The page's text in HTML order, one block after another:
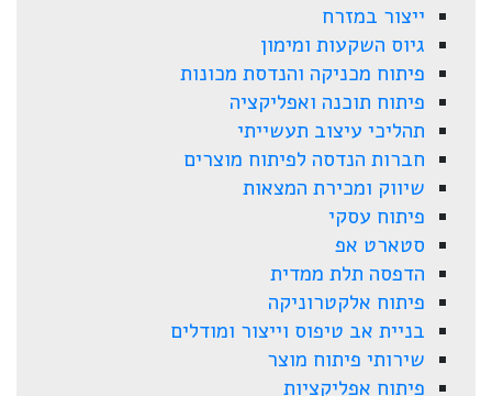
ייצור במזרח
גיוס השקעות ומימון
פיתוח מכניקה והנדסת מכונות
פיתוח תוכנה ואפליקציה
תהליכי עיצוב תעשייתי
חברות הנדסה לפיתוח מוצרים
שיווק ומכירת המצאות
פיתוח עסקי
סטארט אפ
הדפסה תלת ממדית
פיתוח אלקטרוניקה
בניית אב טיפוס וייצור ומודלים
שירותי פיתוח מוצר
פיתוח אפליקציות